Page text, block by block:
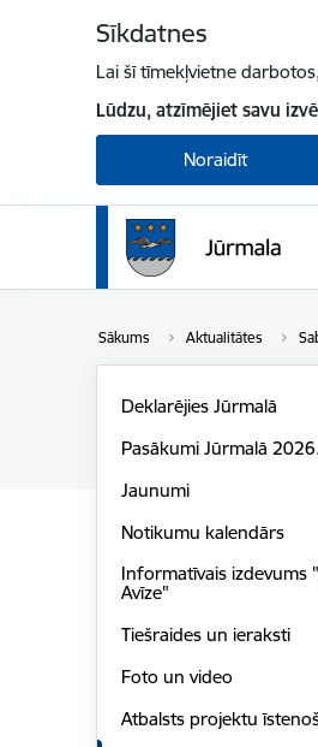
Sīkdatnes
Lai šī tīmekļvietne
Lūdzu, atzīmējiet savu
Noraidīt
Sākums Aktualitātes
Deklarējies Jūrmalā
Pasākumi Jūrmalā
Jaunumi
Notikumu kalendārs
Informatīvais izdevums
Avīze"
Tiešraides un ieraksti
Foto un video
Atbalsts projektu